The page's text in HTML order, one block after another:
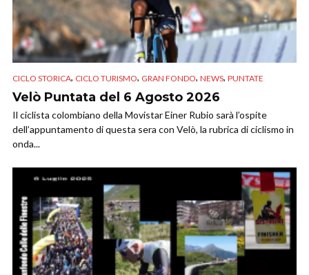
CICLO STORICA, CICLO TURISMO, GRAN FONDO, NEWS, PUNTATE
Velò Puntata del 6 Agosto 2026
Il ciclista colombiano della Movistar Einer Rubio sarà l’ospite
dell’appuntamento di questa sera con Velò, la rubrica di ciclismo in
onda...